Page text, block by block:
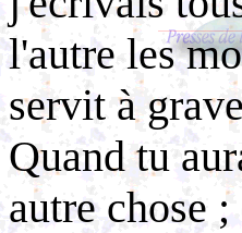
l'autre les
servit à
Quand tu
autre chose